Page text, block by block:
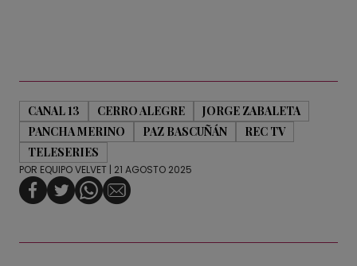
CANAL 13 CERRO ALEGRE
JORGE ZABALETA
PANCHA MERINO
PAZ BASCUÑÁN
REC TV
TELESERIES
POR EQUIPO VELVET | 21 AGOSTO 2025